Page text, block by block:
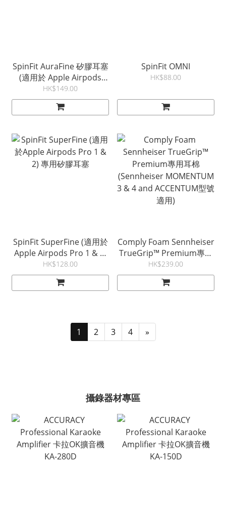
SpinFit AuraFine 矽膠耳塞
(適用於 Apple Airpods
Pro 3)
HK$149.00
SpinFit OMNI
HK$88.00
SpinFit SuperFine (適用於
Apple Airpods Pro 1 & 2)
專用矽膠耳塞
HK$128.00
Comply Foam Sennheiser
TrueGrip™ Premium專用
耳棉 (Sennheiser
MOMENTUM 3 & 4 and
ACCENTUM型號適用)
HK$239.00
1 2 3 4 »
攝錄器材專區